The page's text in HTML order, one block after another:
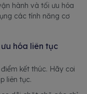
hành và tối ưu hóa
các tính năng cơ
hóa liên tục
kết thúc. Hãy coi
liên tục.